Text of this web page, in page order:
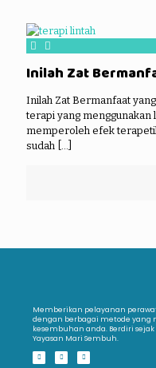
Inilah Zat
Inilah Zat Bermanfaat
terapi yang menggunakan
memperoleh efek
sudah
Memberikan pelayanan
dengan berbagai metode
kesembuhan anda. Berdiri
Yayasan Mari Sembuh.